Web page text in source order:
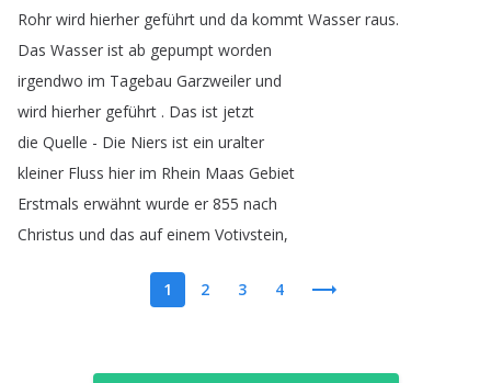
Rohr wird hierher geführt und da kommt Wasser raus.
Das Wasser ist ab gepumpt worden
irgendwo im Tagebau Garzweiler und
wird hierher geführt . Das ist jetzt
die Quelle - Die Niers ist ein uralter
kleiner Fluss hier im Rhein Maas Gebiet
Erstmals erwähnt wurde er 855 nach
Christus und das auf einem Votivstein,
1 2 3 4